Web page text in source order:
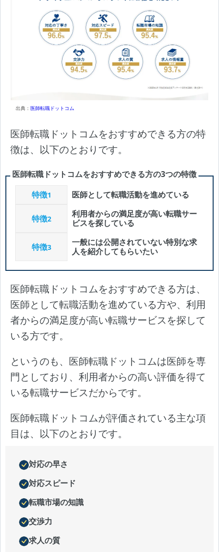
出典： 医師転職ドットコム
医師転職ドットコムをおすすめできる方の特
徴は、以下のとおりです。
医師転職ドットコムをおすすめできる方の3つの特徴
特徴1 医師として転職活動を進めている
特徴2
利用者からの満足度が高い転職サー
ビスを探している
特徴3
一般には公開されていない特別な求
人を紹介してもらいたい
医師転職ドットコムをおすすめできる方は、
医師として転職活動を進めている方や、利用
者からの満足度が高い転職サービスを探して
いる方です。
というのも、医師転職ドットコムは医師を専
門としており、利用者からの高い評価を得て
いる転職サービスだからです。
医師転職ドットコムが評価されている主な項
目は、以下のとおりです。
対応の早さ
対応スピード
転職市場の知識
交渉力
求人の質